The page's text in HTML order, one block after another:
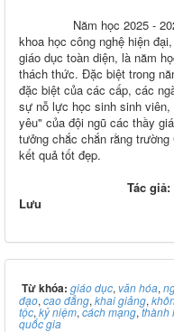
Năm học 2025 -
khoa học công nghệ hiện
giáo dục toàn diện, là năm
thách thức. Đặc biệt trong
đặc biệt của các cấp, các
sự nỗ lực học sinh sinh
yêu" của đội ngũ các thầy
tưởng chắc chắn rằng
kết quả tốt đẹp.
Tác
Lưu
Từ khóa: giáo dục, văn hóa,
đạo, cao đẳng, khai giảng,
tộc, kỷ niệm, cách mạng,thành
quốc gia